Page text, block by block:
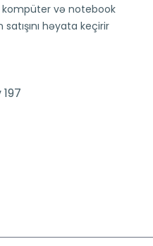
və notebook
satışını həyata keçirir